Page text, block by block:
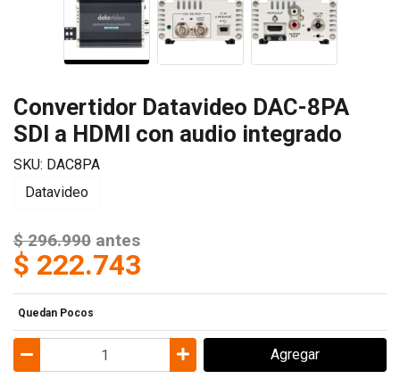
Convertidor Datavideo DAC-8PA
SDI a HDMI con audio integrado
SKU: DAC8PA
Datavideo
$ 296.990 antes
$ 222.743
Quedan Pocos
Agregar